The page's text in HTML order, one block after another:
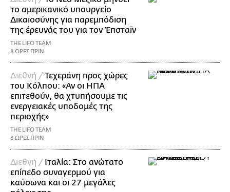
το αμερικανικό υπουργείο
Δικαιοσύνης για παρεμπόδιση
της έρευνάς του για τον Έπσταϊν
THE LIFO TEAM
8 ΩΡΕΣ ΠΡΙΝ
Διεθνή /Τεχεράνη προς χώρες
του Κόλπου: «Αν οι ΗΠΑ
επιτεθούν, θα χτυπήσουμε τις
ενεργειακές υποδομές της
περιοχής»
THE LIFO TEAM
8 ΩΡΕΣ ΠΡΙΝ
Διεθνή / Ιταλία: Στο ανώτατο
επίπεδο συναγερμού για
καύσωνα και οι 27 μεγάλες